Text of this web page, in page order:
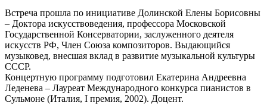
Встреча прошла по инициативе Долинской Елены Борисовны
– Доктора искусствоведения, профессора Московской
Государственной Консерватории, заслуженного деятеля
искусств РФ, Член Союза композиторов. Выдающийся
музыковед, внесшая вклад в развитие музыкальной культуры
СССР.
Концертную программу подготовил Екатерина Андреевна
Леденева – Лауреат Международного конкурса пианистов в
Сульмоне (Италия, I премия, 2002). Доцент.